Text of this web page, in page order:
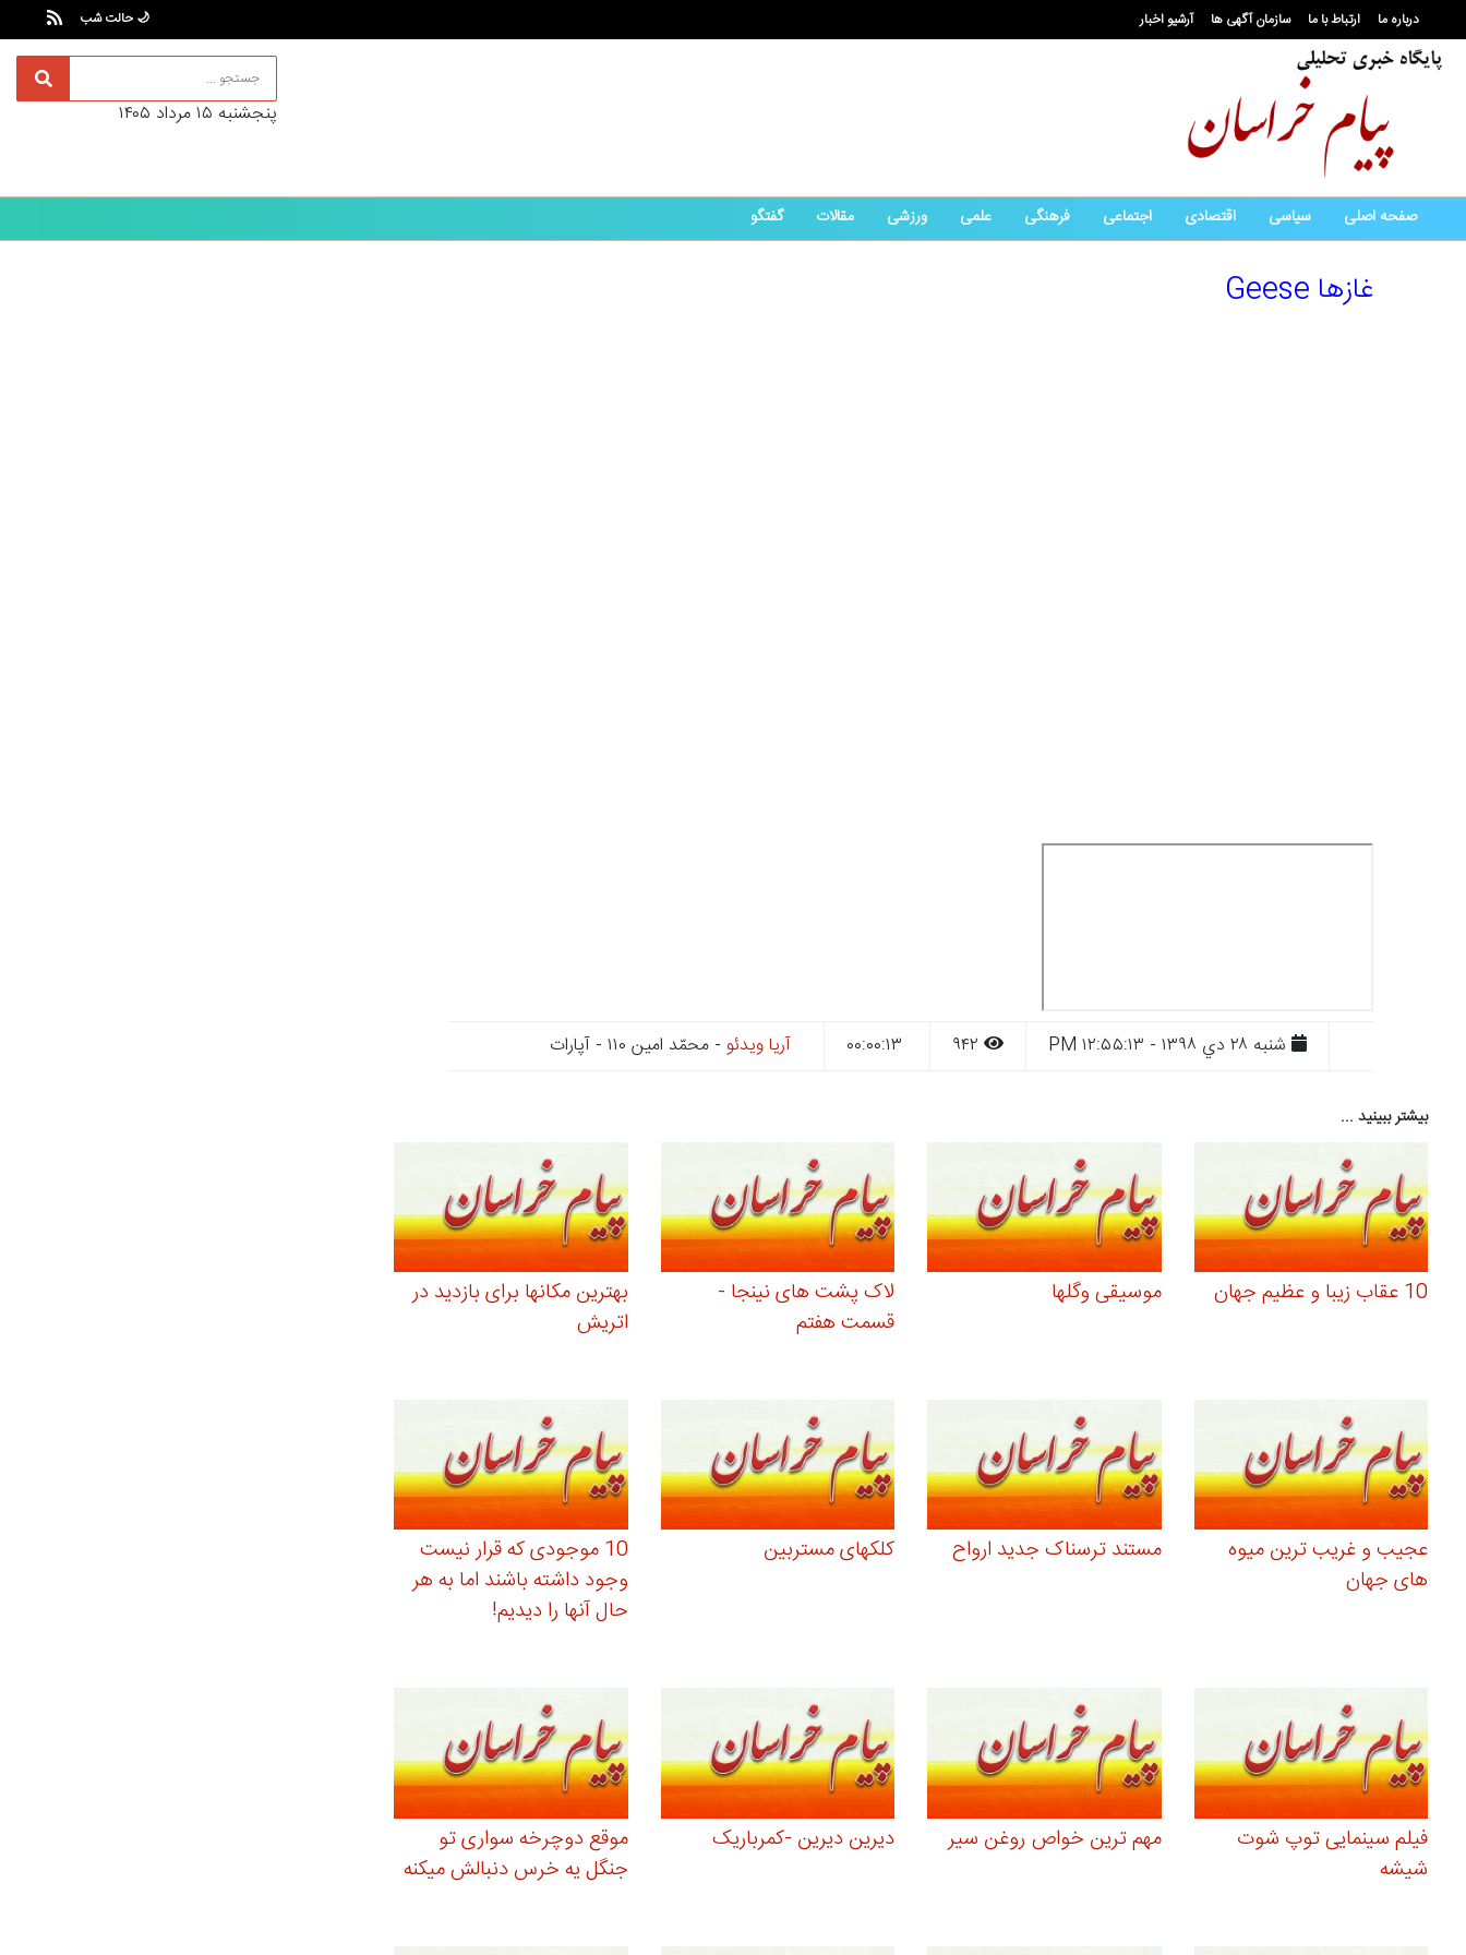
درباره ما ارتباط با ما سازمان آگهی ها آرشیو اخبار 🌙 حالت شب
پنجشنبه ۱۵ مرداد ۱۴۰۵
صفحه اصلی سیاسی اقتصادی اجتماعی فرهنگی علمی ورزشی مقالات گفتگو
غازها Geese
شنبه ۲۸ دي ۱۳۹۸ - ۱۲:۵۵:۱۳ PM آریا ویدئو - محمّد امین ۱۱۰ - آپارات
بیشتر ببینید ...
10 عقاب زیبا و عظیم جهان موسیقی وگلها
لاک پشت های نینجا -
قسمت هفتم
بهترین مکانها برای بازدید در
اتریش
عجیب و غریب ترین میوه
های جهان
مستند ترسناک جدید ارواح کلکهای مستربین
10 موجودی که قرار نیست
وجود داشته باشند اما به هر
حال آنها را دیدیم!
فیلم سینمایی توپ شوت
شیشه
مهم ترین خواص روغن سیر دیرین دیرین -کمرباریک
موقع دوچرخه سواری تو
جنگل یه خرس دنبالش میکنه